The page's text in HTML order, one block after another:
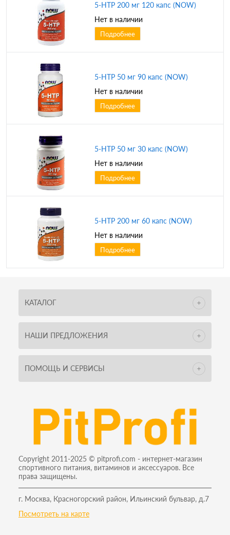
5-HTP 200 мг 120 капс (NOW)
Нет в наличии
Подробнее
5-HTP 50 мг 90 капс (NOW)
Нет в наличии
Подробнее
5-HTP 50 мг 30 капс (NOW)
Нет в наличии
Подробнее
5-HTP 200 мг 60 капс (NOW)
Нет в наличии
Подробнее
КАТАЛОГ
НАШИ ПРЕДЛОЖЕНИЯ
ПОМОЩЬ И СЕРВИСЫ
Copyright 2011-2025 © pitprofi.com - интернет-магазин
спортивного питания, витаминов и аксессуаров. Все
права защищены.
г. Москва, Красногорский район, Ильинский бульвар, д.7
Посмотреть на карте